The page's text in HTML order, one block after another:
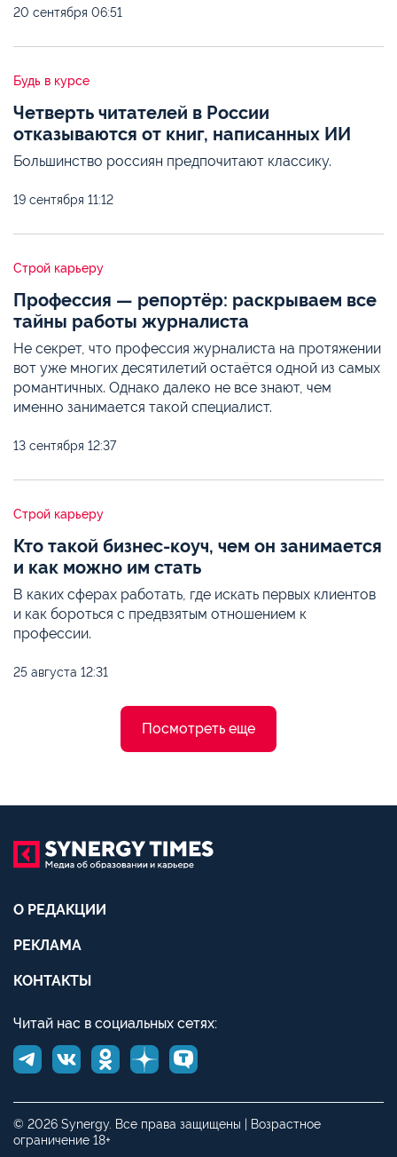
20 сентября 06:51
Будь в курсе
Четверть читателей в России
отказываются от книг, написанных ИИ
Большинство россиян предпочитают классику.
19 сентября 11:12
Строй карьеру
Профессия — репортёр: раскрываем все
тайны работы журналиста
Не секрет, что профессия журналиста на протяжении
вот уже многих десятилетий остаётся одной из самых
романтичных. Однако далеко не все знают, чем
именно занимается такой специалист.
13 сентября 12:37
Строй карьеру
Кто такой бизнес-коуч, чем он занимается
и как можно им стать
В каких сферах работать, где искать первых клиентов
и как бороться с предвзятым отношением к
профессии.
25 августа 12:31
Посмотреть еще
О РЕДАКЦИИ
РЕКЛАМА
КОНТАКТЫ
Читай нас в социальных сетях:
© 2026 Synergy. Все права защищены | Возрастное
ограничение 18+